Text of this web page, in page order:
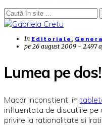
In Editoriale ,
pe 26 august 2009 - 2.497
Lumea pe dos!
Macar inconstient, in
influentata de discutiile pe
privire la rationalitate si